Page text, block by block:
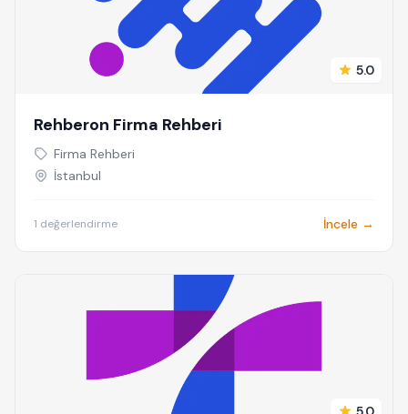
5.0
Rehberon Firma Rehberi
Firma Rehberi
İstanbul
1 değerlendirme İncele →